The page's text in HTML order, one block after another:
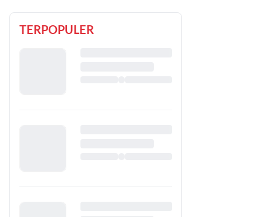
TERPOPULER